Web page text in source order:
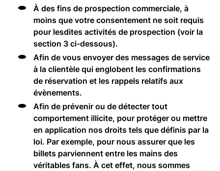
À des fins de prospection commerciale, à
moins que votre consentement ne soit requis
pour lesdites activités de prospection (voir la
section 3 ci-dessous).
Afin de vous envoyer des messages de service
à la clientèle qui englobent les confirmations
de réservation et les rappels relatifs aux
évènements.
Afin de prévenir ou de détecter tout
comportement illicite, pour protéger ou mettre
en application nos droits tels que définis par la
loi. Par exemple, pour nous assurer que les
billets parviennent entre les mains des
véritables fans. À cet effet, nous sommes